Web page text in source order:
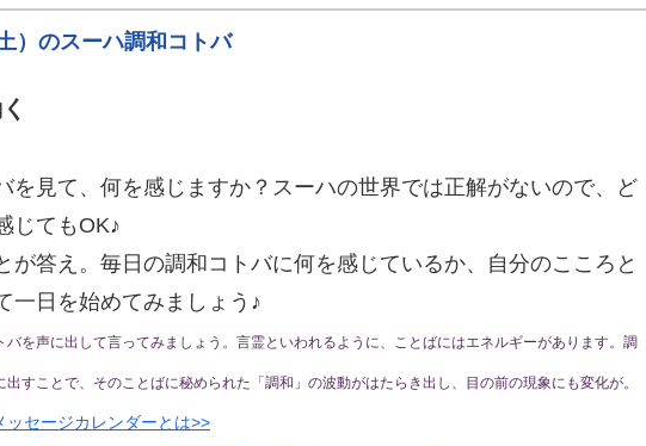
）のスーハ調和コトバ
を見て、何を感じますか？スーハの世界では正解がないので、ど
じてもOK♪
が答え。毎日の調和コトバに何を感じているか、自分のこころと
一日を始めてみましょう♪
バを声に出して言ってみましょう。言霊といわれるように、ことばにはエネルギーがあります。調
出すことで、そのことばに秘められた「調和」の波動がはたらき出し、目の前の現象にも変化が。
セージカレンダーとは>>